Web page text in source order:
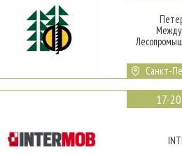
Санкт-
17-